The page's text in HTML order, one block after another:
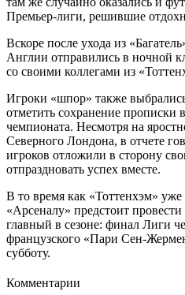
Премьер-лиги, решившие
Вскоре после ухода из
Англии отправились в ночной
со своими коллегами из
Игроки «шпор» также
отметить сохранение прописки
чемпионата. Несмотря на
Северного Лондона, в отчете
игроков отложили в сторону
отпраздновать успех вместе.
В то время как «Тоттенхэм»
«Арсеналу» предстоит
главный в сезоне: финал Лиги
французского «Пари Сен-
субботу.
Комментарии